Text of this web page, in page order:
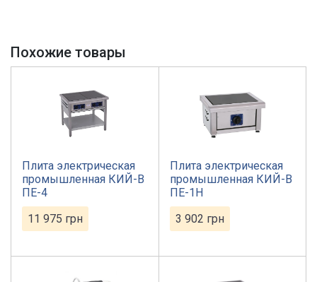
Похожие товары
Плита электрическая
промышленная КИЙ-В
ПЕ-4
11 975 грн
Плита электрическая
промышленная КИЙ-В
ПЕ-1Н
3 902 грн